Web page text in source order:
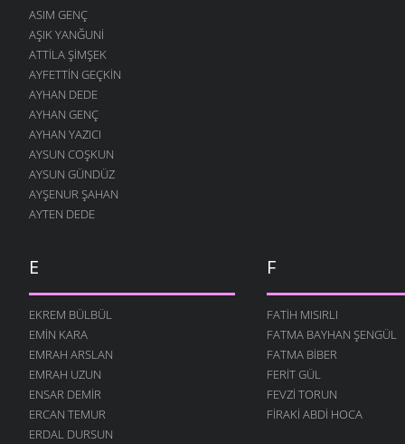
5 MART 2006
BİZİM AĞA
5 MART 2006
KARA TOPRAK
5 MART 2006
İSTANBOL
5 MART 2006
GÜZEL – ÇİRKİN
5 MART 2006
5 MART 2006
BOŞ BU DÜNYA
5 MART 2006
ALI
5 MART 2006
ZAMAN
5 MART 2006
ASIM GENÇ
AŞIK YANĞUNI
ATTILA ŞIMŞEK
AYFETTIN GEÇKIN
AYHAN DEDE
AYHAN GENÇ
AYHAN YAZICI
AYSUN COŞKUN
AYSUN GÜNDÜZ
AYŞENUR ŞAHAN
AYTEN DEDE
E
EKREM BÜLBÜL
EMIN KARA
EMRAH ARSLAN
EMRAH UZUN
ENSAR DEMIR
ERCAN TEMUR
ERDAL DURSUN
F
FATIH MISIRLI
FATMA BAYHAN ŞENGÜL
FATMA BIBER
FERIT GÜL
FEVZI TORUN
FIRAKI ABDI HOCA